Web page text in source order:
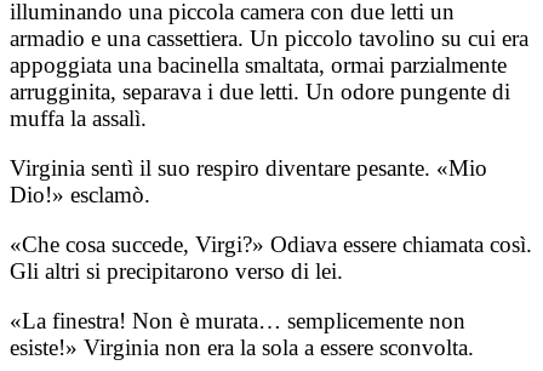
illuminando una piccola camera con due letti un
armadio e una cassettiera. Un piccolo tavolino su cui era
appoggiata una bacinella smaltata, ormai parzialmente
arrugginita, separava i due letti. Un odore pungente di
muffa la assalì.
Virginia sentì il suo respiro diventare pesante. «Mio
Dio!» esclamò.
«Che cosa succede, Virgi?» Odiava essere chiamata così.
Gli altri si precipitarono verso di lei.
«La finestra! Non è murata… semplicemente non
esiste!» Virginia non era la sola a essere sconvolta.